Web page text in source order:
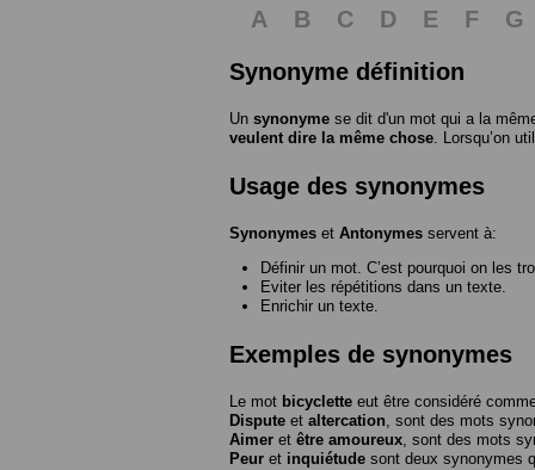
A B C D E F G
Synonyme définition
Un synonyme se dit d'un mot qui a la
veulent dire la même chose. Lorsqu’on
Usage des synonymes
Synonymes et Antonymes servent à:
Définir un mot. C’est pourquoi on les
Eviter les répétitions dans un texte.
Enrichir un texte.
Exemples de synonymes
Le mot bicyclette eut être considéré
Dispute et altercation, sont des mots
Aimer et être amoureux, sont des mots
Peur et inquiétude sont deux synonymes